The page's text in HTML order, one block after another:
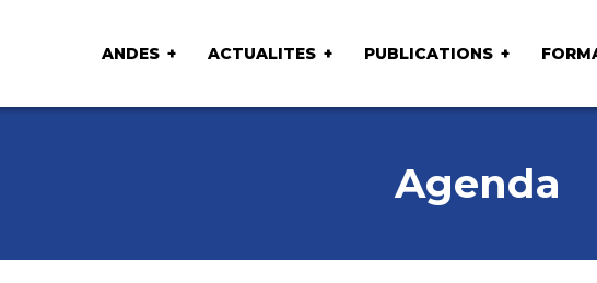
ANDES ACTUALITES PUBLICATIONS
Agenda